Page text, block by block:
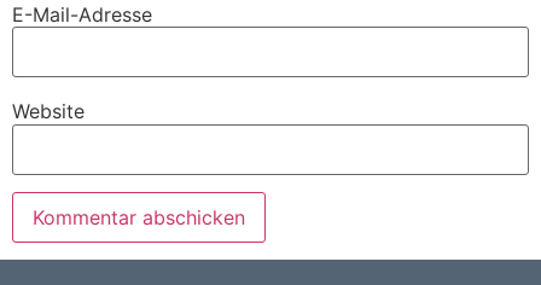
E-Mail-Adresse
Website